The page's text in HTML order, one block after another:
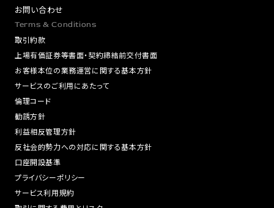
お問い合わせ
Terms & Conditions
取引約款
上場有価証券等書面・契約締結前交付書面
お客様本位の業務運営に関する基本方針
サービスのご利用にあたって
倫理コード
勧誘方針
利益相反管理方針
反社会的勢力への対応に関する基本方針
口座開設基準
プライバシーポリシー
サービス利用規約